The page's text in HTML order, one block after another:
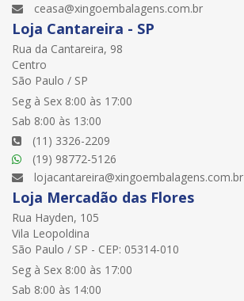
ceasa@xingoembalagens.com.br
Loja Cantareira - SP
Rua da Cantareira, 98
Centro
São Paulo / SP
Seg à Sex 8:00 às 17:00
Sab 8:00 às 13:00
(11) 3326-2209
(19) 98772-5126
lojacantareira@xingoembalagens.com.br
Loja Mercadão das Flores
Rua Hayden, 105
Vila Leopoldina
São Paulo / SP - CEP: 05314-010
Seg à Sex 8:00 às 17:00
Sab 8:00 às 14:00